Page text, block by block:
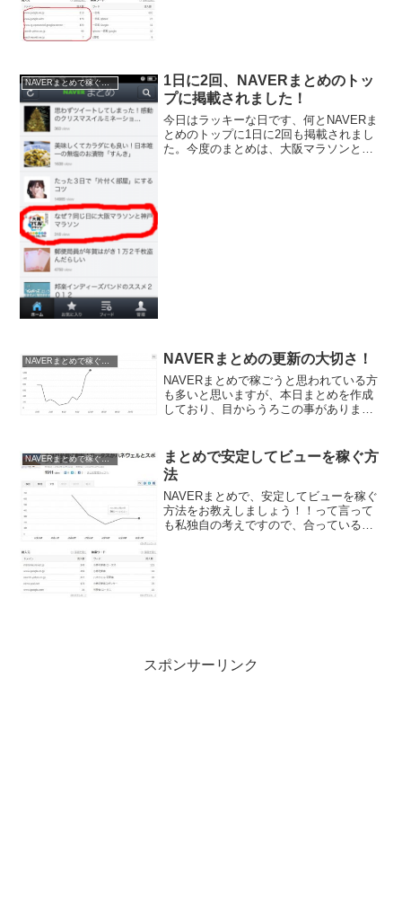
NAVERまとめで稼ぐ方法
1日に2回、NAVERまとめのトッ
プに掲載されました！
今日はラッキーな日です、何とNAVERま
とめのトップに1日に2回も掲載されまし
た。今度のまとめは、大阪マラソンと神
NAVERまとめの更新の大切さ！
NAVERまとめで稼ごうと思われている方
も多いと思いますが、本日まとめを作成
しており、目からうろこの事がありまし
朝から、NAVERまとめの更新作業をして
いました、まと...
NAVERまとめで稼ぐ方法
まとめで安定してビューを稼ぐ方
法
NAVERまとめで、安定してビューを稼ぐ
方法をお教えしましょう！！って言って
も私独自の考えですので、合っているか
スポンサーリンク